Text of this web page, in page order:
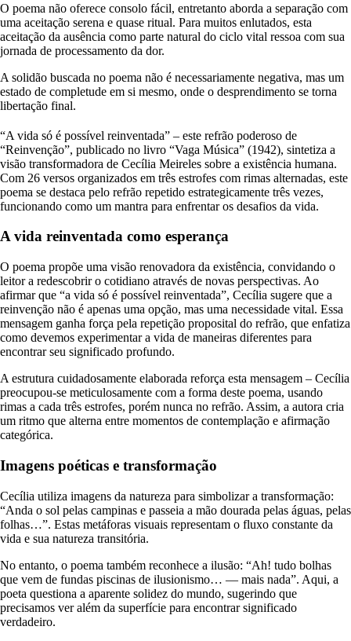
O poema não oferece consolo fácil, entretanto aborda a separação com
uma aceitação serena e quase ritual. Para muitos enlutados, esta
aceitação da ausência como parte natural do ciclo vital ressoa com sua
jornada de processamento da dor.
A solidão buscada no poema não é necessariamente negativa, mas um
estado de completude em si mesmo, onde o desprendimento se torna
libertação final.
“A vida só é possível reinventada” – este refrão poderoso de
“Reinvenção”, publicado no livro “Vaga Música” (1942), sintetiza a
visão transformadora de Cecília Meireles sobre a existência humana.
Com 26 versos organizados em três estrofes com rimas alternadas, este
poema se destaca pelo refrão repetido estrategicamente três vezes,
funcionando como um mantra para enfrentar os desafios da vida.
A vida reinventada como esperança
O poema propõe uma visão renovadora da existência, convidando o
leitor a redescobrir o cotidiano através de novas perspectivas. Ao
afirmar que “a vida só é possível reinventada”, Cecília sugere que a
reinvenção não é apenas uma opção, mas uma necessidade vital. Essa
mensagem ganha força pela repetição proposital do refrão, que enfatiza
como devemos experimentar a vida de maneiras diferentes para
encontrar seu significado profundo.
A estrutura cuidadosamente elaborada reforça esta mensagem – Cecília
preocupou-se meticulosamente com a forma deste poema, usando
rimas a cada três estrofes, porém nunca no refrão. Assim, a autora cria
um ritmo que alterna entre momentos de contemplação e afirmação
categórica.
Imagens poéticas e transformação
Cecília utiliza imagens da natureza para simbolizar a transformação:
“Anda o sol pelas campinas e passeia a mão dourada pelas águas, pelas
folhas…”. Estas metáforas visuais representam o fluxo constante da
vida e sua natureza transitória.
No entanto, o poema também reconhece a ilusão: “Ah! tudo bolhas
que vem de fundas piscinas de ilusionismo… — mais nada”. Aqui, a
poeta questiona a aparente solidez do mundo, sugerindo que
precisamos ver além da superfície para encontrar significado
verdadeiro.